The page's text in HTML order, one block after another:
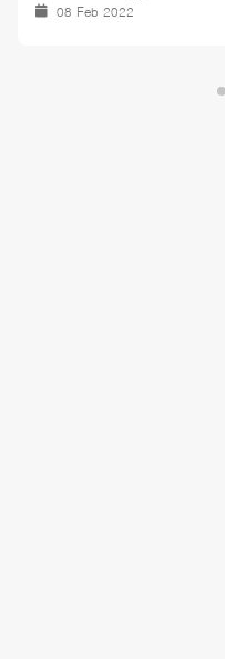
08 Feb 2022